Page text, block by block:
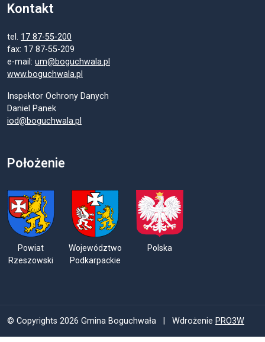
Kontakt
tel. 17 87-55-200
fax: 17 87-55-209
e-mail: um@boguchwala.pl
www.boguchwala.pl
Inspektor Ochrony Danych
Daniel Panek
iod@boguchwala.pl
Położenie
Powiat
Rzeszowski
Województwo
Podkarpackie
Polska
© Copyrights 2026 Gmina Boguchwała | Wdrożenie PRO3W